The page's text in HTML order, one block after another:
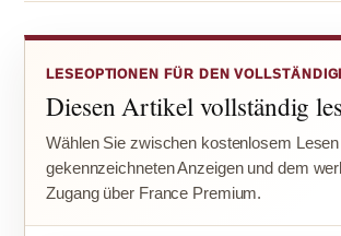
LESEOPTIONEN FÜR DEN
Diesen Artikel vollständig
Wählen Sie zwischen kostenlosem
gekennzeichneten Anzeigen und dem
Zugang über France Premium.